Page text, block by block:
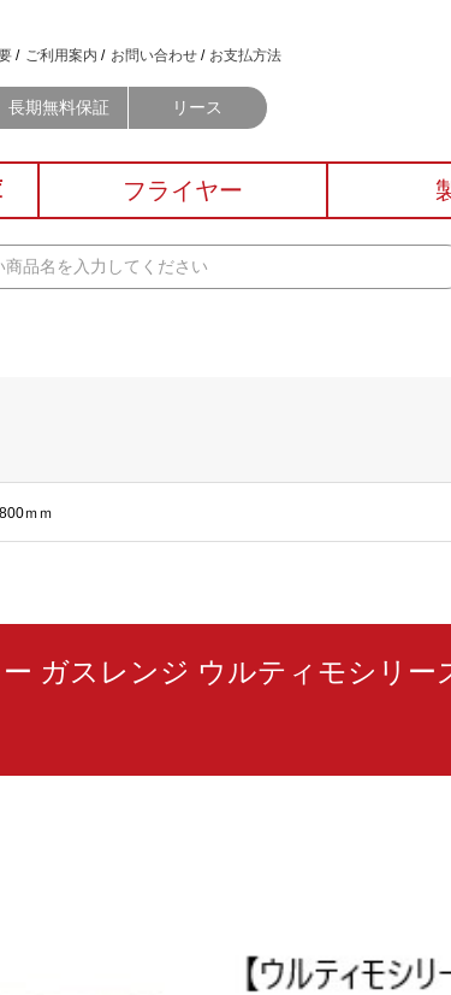
ご利用案内 お問い合わせ お支払方法
長期無料保証 リース
フライヤー
ｍｍ
ガスレンジ ウルティモシリー